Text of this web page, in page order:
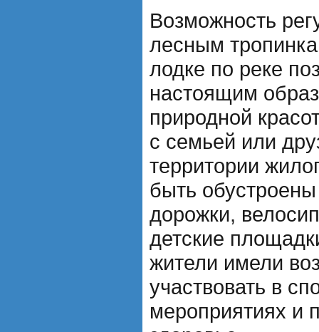
Возможность
лесным
лодке по реке
настоящим
природной
с семьей или
территории
быть
дорожки,
детские
жители имели
участвовать в
мероприятиях и